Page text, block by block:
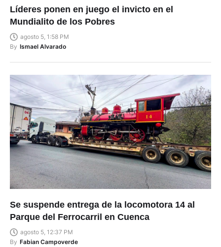
Líderes ponen en juego el invicto en el
Mundialito de los Pobres
agosto 5, 1:58 PM
By Ismael Alvarado
Se suspende entrega de la locomotora 14 al
Parque del Ferrocarril en Cuenca
agosto 5, 12:37 PM
By Fabian Campoverde